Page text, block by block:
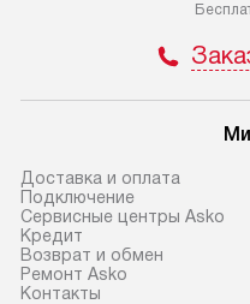
Доставка и оплата
Подключение
Сервисные центры Asko
Кредит
Возврат и обмен
Ремонт Asko
Контакты